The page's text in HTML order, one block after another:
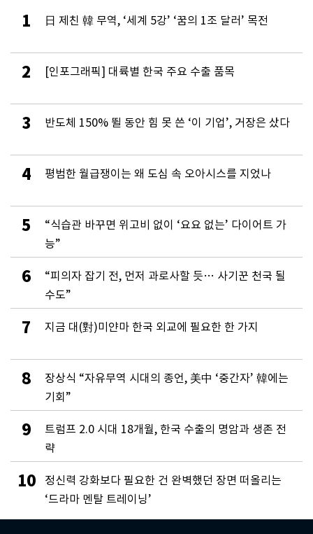
1 日 제친 韓 무역, ‘세계 5강’ ‘꿈의 1조 달러’ 목전
2 [인포그래픽] 대륙별 한국 주요 수출 품목
3 반도체 150% 뛸 동안 힘 못 쓴 ‘이 기업’, 거장은 샀다
4 평범한 월급쟁이는 왜 도심 속 오아시스를 지었나
5
“식습관 바꾸면 위고비 없이 ‘요요 없는’ 다이어트 가
능”
6
“피의자 잡기 전, 먼저 과로사할 듯… 사기꾼 천국 될
수도”
7 지금 대(對)미얀마 한국 외교에 필요한 한 가지
8
장상식 “자유무역 시대의 종언, 美中 ‘중간자’ 韓에는
기회”
9
트럼프 2.0 시대 18개월, 한국 수출의 명암과 생존 전
략
10
정신력 강화보다 필요한 건 완벽했던 장면 떠올리는
‘드라마 멘탈 트레이닝’